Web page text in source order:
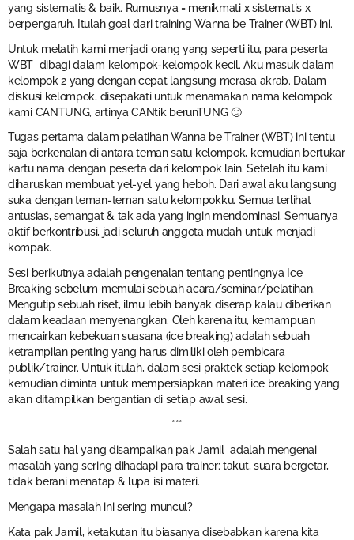
yang sistematis & baik. Rumusnya = menikmati x sistematis x
berpengaruh. Itulah goal dari training Wanna be Trainer (WBT) ini.
Untuk melatih kami menjadi orang yang seperti itu, para peserta
WBT dibagi dalam kelompok-kelompok kecil. Aku masuk dalam
kelompok 2 yang dengan cepat langsung merasa akrab. Dalam
diskusi kelompok, disepakati untuk menamakan nama kelompok
kami CANTUNG, artinya CANtik berunTUNG 🙂
Tugas pertama dalam pelatihan Wanna be Trainer (WBT) ini tentu
saja berkenalan di antara teman satu kelompok, kemudian bertukar
kartu nama dengan peserta dari kelompok lain. Setelah itu kami
diharuskan membuat yel-yel yang heboh. Dari awal aku langsung
suka dengan teman-teman satu kelompokku. Semua terlihat
antusias, semangat & tak ada yang ingin mendominasi. Semuanya
aktif berkontribusi, jadi seluruh anggota mudah untuk menjadi
kompak.
Sesi berikutnya adalah pengenalan tentang pentingnya Ice
Breaking sebelum memulai sebuah acara/seminar/pelatihan.
Mengutip sebuah riset, ilmu lebih banyak diserap kalau diberikan
dalam keadaan menyenangkan. Oleh karena itu, kemampuan
mencairkan kebekuan suasana (ice breaking) adalah sebuah
ketrampilan penting yang harus dimiliki oleh pembicara
publik/trainer. Untuk itulah, dalam sesi praktek setiap kelompok
kemudian diminta untuk mempersiapkan materi ice breaking yang
akan ditampilkan bergantian di setiap awal sesi.
***
Salah satu hal yang disampaikan pak Jamil adalah mengenai
masalah yang sering dihadapi para trainer: takut, suara bergetar,
tidak berani menatap & lupa isi materi.
Mengapa masalah ini sering muncul?
Kata pak Jamil, ketakutan itu biasanya disebabkan karena kita